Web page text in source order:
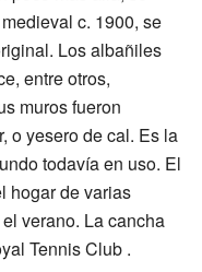
c. 1900, se
Los albañiles
entre otros,
muros fueron
o yesero de cal. Es la
todavía en uso. El
hogar de varias
verano. La cancha
Tennis Club .